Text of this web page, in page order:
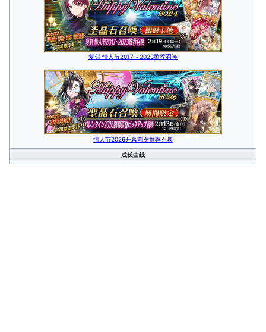
复刻 情人节2017～2023推荐召唤
情人节2026开幕前夕推荐召唤
成长曲线